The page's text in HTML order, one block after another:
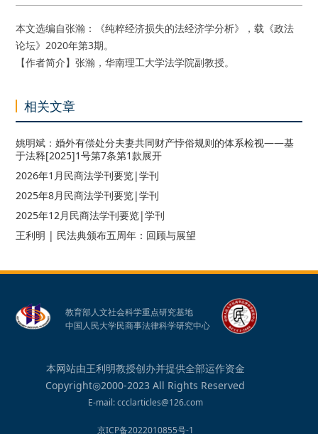
本文选编自张瀚：《纯粹经济损失的法经济学分析》，载《政法
论坛》2020年第3期。
【作者简介】张瀚，华南理工大学法学院副教授。
相关文章
姚明斌：婚外有偿处分夫妻共同财产悖俗规则的体系检视——基
于法释[2025]1号第7条第1款展开
2026年1月民商法学刊要览|学刊
2025年8月民商法学刊要览|学刊
2025年12月民商法学刊要览|学刊
王利明 | 民法典颁布五周年：回顾与展望
教育部人文社会科学重点研究基地
中国人民大学民商事法律科学研究中心
本网站由王利明教授创办并提供全部运作资金
Copyright◎2000-2023 All Rights Reserved
E-mail: ccclarticles@126.com
京ICP备2022010855号-1